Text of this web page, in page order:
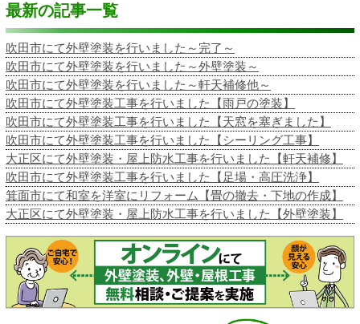
最新の記事一覧
吹田市にて外壁塗装を行いました～完了～
吹田市にて外壁塗装を行いました～外壁塗装～
吹田市にて外壁塗装を行いました～軒天補修他～
吹田市にて外壁塗装工事を行いました【雨戸の塗装】
吹田市にて外壁塗装工事を行いました【天窓を塞ぎました】
吹田市にて外壁塗装工事を行いました【シーリング工事】
大正区にて外壁塗装・屋上防水工事を行いました【軒天補修】
吹田市にて外壁塗装工事を行いました【足場・高圧洗浄】
箕面市にて和室を洋室にリフォーム【畳の撤去・下地の作成】
大正区にて外壁塗装・屋上防水工事を行いました【外壁塗装】